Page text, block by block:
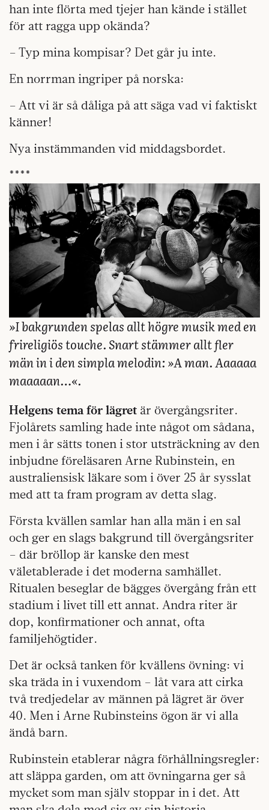
han inte flörta med tjejer han kände i stället
för att ragga upp okända?
– Typ mina kompisar? Det går ju inte.
En norrman ingriper på norska:
– Att vi är så dåliga på att säga vad vi faktiskt
känner!
Nya instämmanden vid middagsbordet.
****
»I bakgrunden spelas allt högre musik med en
frireligiös touche. Snart stämmer allt fler
män in i den simpla melodin: »A man. Aaaaaa
maaaaan…«.
Helgens tema för lägret är övergångsriter.
Fjolårets samling hade inte något om sådana,
men i år sätts tonen i stor utsträckning av den
inbjudne föreläsaren Arne Rubinstein, en
australiensisk läkare som i över 25 år sysslat
med att ta fram program av detta slag.
Första kvällen samlar han alla män i en sal
och ger en slags bakgrund till övergångsriter
– där bröllop är kanske den mest
väletablerade i det moderna samhället.
Ritualen beseglar de bägges övergång från ett
stadium i livet till ett annat. Andra riter är
dop, konfirmationer och annat, ofta
familjehögtider.
Det är också tanken för kvällens övning: vi
ska träda in i vuxendom – låt vara att cirka
två tredjedelar av männen på lägret är över
40. Men i Arne Rubinsteins ögon är vi alla
ändå barn.
Rubinstein etablerar några förhållningsregler:
att släppa garden, om att övningarna ger så
mycket som man själv stoppar in i det. Att